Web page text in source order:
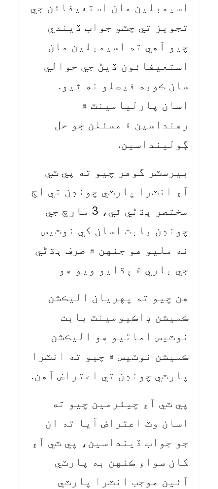
اسيمبلين مان استعيفائن جي
تجويز تي چٽو جواب ڏيندي
چيو آهي ته اسيمبلين مان
استعيفائون ڏيڻ جي حوالي
سان ڪوبه فيصلو نه ٿيو.
اسان پارليامينٽ ۾
رهنداسين ۽ مسئلن جو حل
ڳولينداسين.
بيرسٽر گوهر چيو ته پي ٽي
آءِ انٽرا پارٽي چونڊن تي اڄ
مختصر ٻڌڻي ٿي، 3 مارچ جي
چونڊن بابت اسان کي نوٽيس
نه مليو هو جنهن ۾ صرف ٻڌڻي
جي باري ۾ ٻڌايو ويو هو
هن چيو ته پهريان اليڪشن
ڪميشن ڊاڪيومينٽ بابت
نوٽيس اماڻيو هو اليڪشن
ڪميشن نوٽيس ۾ چيو ته انٽرا
پارٽي چونڊن تي اعتراض آهن.
پي ٽي آءِ چيئرمين چيو ته
اسان وٽ اعتراض آيا ته ان
جو جواب ڏينداسين، پي ٽي آءِ
کان سواءِ ڪنهن به پارٽي
آئين موجب انٽرا پارٽي